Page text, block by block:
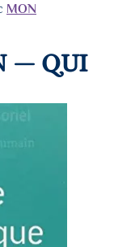
MON
— QUI